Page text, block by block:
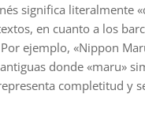
significa literalmente
en cuanto a los
ejemplo, «Nippon
donde «maru»
completitud y